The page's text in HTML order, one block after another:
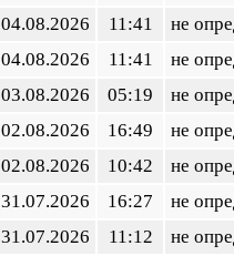
04.08.2026 11:41
не
04.08.2026 11:41
не
03.08.2026 05:19
не
02.08.2026 16:49
не
02.08.2026 10:42
не
31.07.2026 16:27
не
31.07.2026 11:12
не